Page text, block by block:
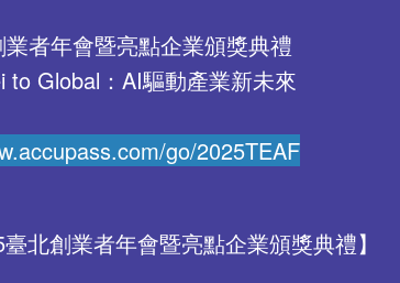
者年會暨亮點企業頒獎典禮
to Global：AI驅動產業新未來
go/2025TEAF
北創業者年會暨亮點企業頒獎典禮】